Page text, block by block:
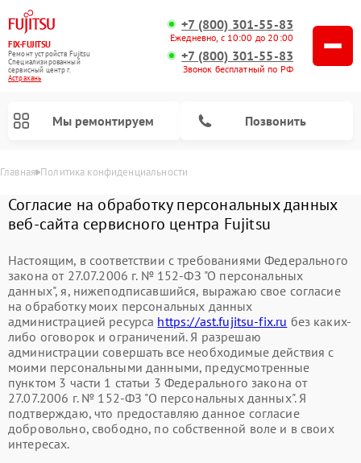
FIX-FUJITSU
Ремонт устройств Fujitsu
Специализированный
cервисный центр г.
Астрахань
+7 (800) 301-55-83
Ежедневно, с 10:00 до 20:00
+7 (800) 301-55-83
Звонок бесплатный по РФ
Мы ремонтируем Позвонить
Главная Политика конфиденциальности
Согласие на обработку персональных данных
веб-сайта сервисного центра Fujitsu
Настоящим, в соответствии с требованиями Федерального
закона от 27.07.2006 г. № 152-ФЗ "О персональных
данных", я, нижеподписавшийся, выражаю свое согласие
на обработку моих персональных данных
администрацией ресурса https://ast.fujitsu-fix.ru без каких-
либо оговорок и ограничений. Я разрешаю
администрации совершать все необходимые действия с
моими персональными данными, предусмотренные
пунктом 3 части 1 статьи 3 Федерального закона от
27.07.2006 г. № 152-ФЗ "О персональных данных". Я
подтверждаю, что предоставляю данное согласие
добровольно, свободно, по собственной воле и в своих
интересах.